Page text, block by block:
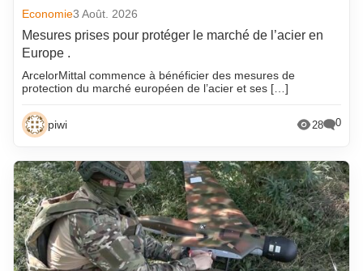
Economie3 Août. 2026
Mesures prises pour protéger le marché de l’acier en
Europe .
ArcelorMittal commence à bénéficier des mesures de
protection du marché européen de l’acier et ses […]
piwi 28 0